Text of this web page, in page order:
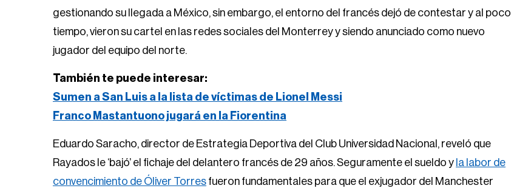
gestionando su llegada a México, sin embargo, el entorno del francés dejó de contestar y al poco
tiempo, vieron su cartel en las redes sociales del Monterrey y siendo anunciado como nuevo
jugador del equipo del norte.
También te puede interesar:
Sumen a San Luis a la lista de víctimas de Lionel Messi
Franco Mastantuono jugará en la Fiorentina
Eduardo Saracho, director de Estrategia Deportiva del Club Universidad Nacional, reveló que
Rayados le ‘bajó’ el fichaje del delantero francés de 29 años. Seguramente el sueldo y la labor de
convencimiento de Óliver Torres fueron fundamentales para que el exjugador del Manchester